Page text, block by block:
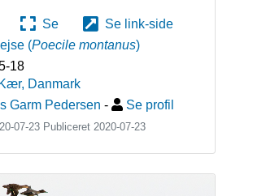
Se
Se link-side
(Poecile montanus)
18
, Danmark
Garm Pedersen - Se profil
07-23 Publiceret 2020-07-23